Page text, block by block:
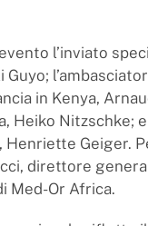
l’inviato
in Kenya,
Heiko Nitzschke;
Henriette Geiger.
direttore
Med-Or Africa.